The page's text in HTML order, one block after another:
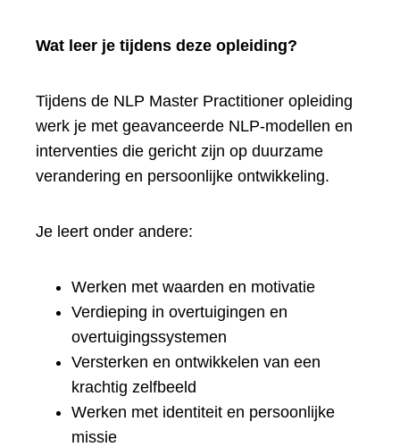
Wat leer je tijdens deze opleiding?
Tijdens de NLP Master Practitioner opleiding
werk je met geavanceerde NLP-modellen en
interventies die gericht zijn op duurzame
verandering en persoonlijke ontwikkeling.
Je leert onder andere:
Werken met waarden en motivatie
Verdieping in overtuigingen en
overtuigingssystemen
Versterken en ontwikkelen van een
krachtig zelfbeeld
Werken met identiteit en persoonlijke
missie